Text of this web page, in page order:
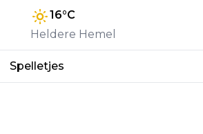
16°C
Heldere Hemel
Spelletjes